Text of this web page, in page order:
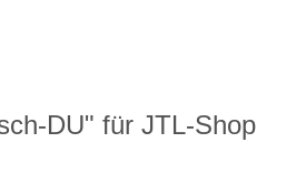
DU" für JTL-Shop